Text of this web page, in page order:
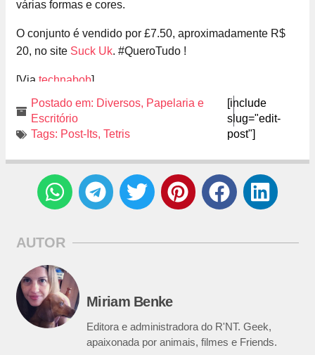
várias formas e cores.
O conjunto é vendido por £7.50, aproximadamente R$
20, no site Suck Uk. #QueroTudo !
[Via technabob]
Postado em: Diversos, Papelaria e
Escritório
Tags: Post-Its, Tetris
[include
slug="edit-
post"]
AUTOR
Miriam Benke
Editora e administradora do R'NT. Geek,
apaixonada por animais, filmes e Friends.